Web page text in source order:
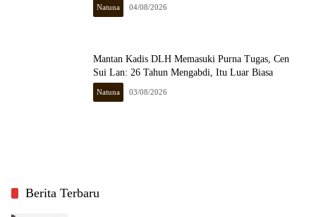
Natuna 04/08/2026
Mantan Kadis DLH Memasuki Purna Tugas, Cen
Sui Lan: 26 Tahun Mengabdi, Itu Luar Biasa
Natuna 03/08/2026
Berita Terbaru